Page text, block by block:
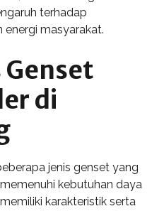
terhadap
energi masyarakat.
di
jenis genset yang
kebutuhan daya
karakteristik serta